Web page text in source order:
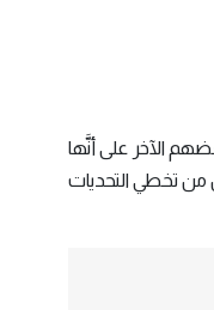
الآخر على أنَّها
تخطي التحديات